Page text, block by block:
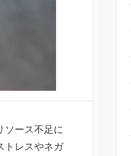
ソース不足に
トレスやネガ